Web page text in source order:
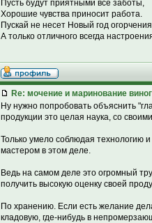
Пусть будут приятными все заботы,
Хорошие чувства приносит работа.
Пускай не несет Новый год
А только отличного всегда
Re: мочение и маринование
Ну нужно попробовать объяснить
продукции это целая наука, со
Только умело соблюдая технологию
мастером в этом деле.
Ведь на самом деле это огромный
получить высокую оценку своей
По хранению. Если есть желание
кладовую, где-нибудь в